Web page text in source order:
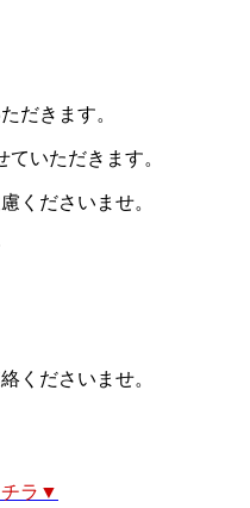
だきます。
いただきます。
くださいませ。
くださいませ。
チラ▼